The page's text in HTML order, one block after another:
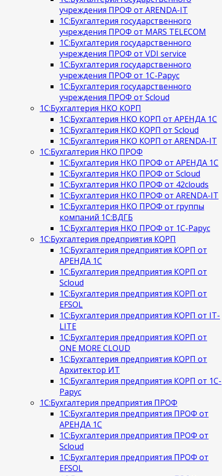
учреждения ПРОФ от ARENDA-IT
1С:Бухгалтерия государственного
учреждения ПРОФ от MARS TELECOM
1С:Бухгалтерия государственного
учреждения ПРОФ от VDI service
1С:Бухгалтерия государственного
учреждения ПРОФ от 1С-Рарус
1С:Бухгалтерия государственного
учреждения ПРОФ от Scloud
1С:Бухгалтерия НКО КОРП
1С:Бухгалтерия НКО КОРП от АРЕНДА 1С
1С:Бухгалтерия НКО КОРП от Scloud
1С:Бухгалтерия НКО КОРП от ARENDA-IT
1С:Бухгалтерия НКО ПРОФ
1С:Бухгалтерия НКО ПРОФ от АРЕНДА 1С
1С:Бухгалтерия НКО ПРОФ от Scloud
1С:Бухгалтерия НКО ПРОФ от 42clouds
1С:Бухгалтерия НКО ПРОФ от ARENDA-IT
1С:Бухгалтерия НКО ПРОФ от группы
компаний 1С:ВДГБ
1С:Бухгалтерия НКО ПРОФ от 1С-Рарус
1С:Бухгалтерия предприятия КОРП
1С:Бухгалтерия предприятия КОРП от
АРЕНДА 1С
1С:Бухгалтерия предприятия КОРП от
Scloud
1С:Бухгалтерия предприятия КОРП от
EFSOL
1С:Бухгалтерия предприятия КОРП от IT-
LITE
1С:Бухгалтерия предприятия КОРП от
ONE MORE CLOUD
1С:Бухгалтерия предприятия КОРП от
Архитектор ИТ
1С:Бухгалтерия предприятия КОРП от 1С-
Рарус
1С:Бухгалтерия предприятия ПРОФ
1С:Бухгалтерия предприятия ПРОФ от
АРЕНДА 1С
1С:Бухгалтерия предприятия ПРОФ от
Scloud
1С:Бухгалтерия предприятия ПРОФ от
EFSOL